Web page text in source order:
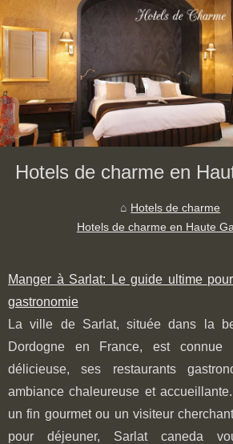
Hotels de charme en
Hotels de charme
Hotels de charme en Haute
Manger à Sarlat: Le guide ultime
gastronomie
La ville de Sarlat, située dans la
Dordogne en France, est connue
délicieuse, ses restaurants
ambiance chaleureuse et
un fin gourmet ou un visiteur
pour déjeuner, Sarlat caneda